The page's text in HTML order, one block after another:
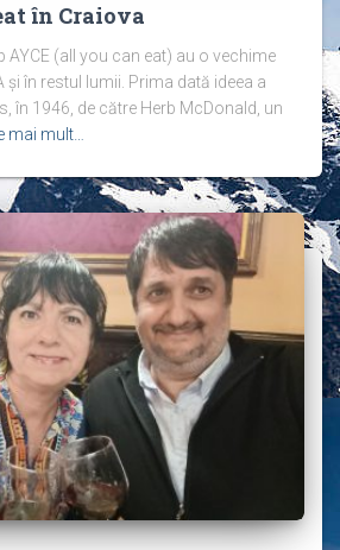
în Craiova
AYCE (all you can eat) au o vechime
și în restul lumii. Prima dată ideea a
în 1946, de către Herb McDonald, un
mai mult…